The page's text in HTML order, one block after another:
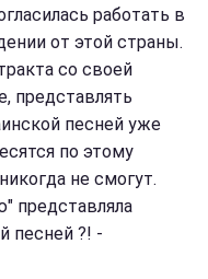
работать в
от этой страны.
со своей
представлять
песней уже
по этому
не смогут.
представляла
песней ?! -